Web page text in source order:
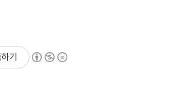
기